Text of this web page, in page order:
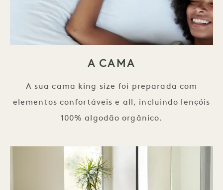
A CAMA
A sua cama king size foi preparada com
elementos confortáveis e all, incluindo lençóis
100% algodão orgânico.